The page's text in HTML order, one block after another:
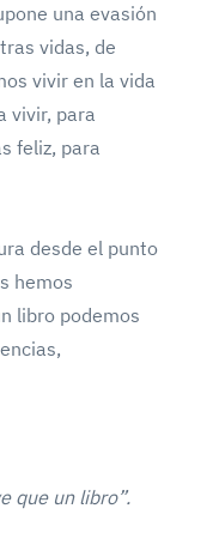
una evasión
vidas, de
vivir en la vida
vivir, para
feliz, para
desde el punto
hemos
libro podemos
que un libro”.